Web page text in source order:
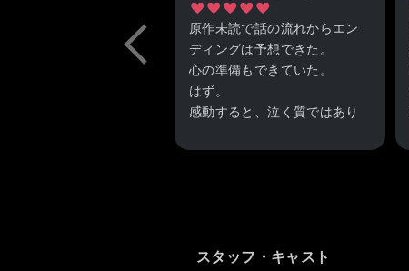
原作未読で話の流れからエン
ディングは予想できた。
心の準備もできていた。
はず。
感動すると、泣く質ではあり
かもしれない作品。
スタッフ・キャスト